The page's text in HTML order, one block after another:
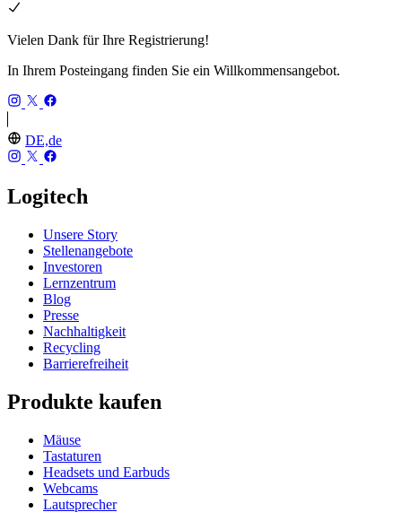
Vielen Dank für Ihre Registrierung!
In Ihrem Posteingang finden Sie ein Willkommensangebot.
DE,de
Logitech
Unsere Story
Stellenangebote
Investoren
Lernzentrum
Blog
Presse
Nachhaltigkeit
Recycling
Barrierefreiheit
Produkte kaufen
Mäuse
Tastaturen
Headsets und Earbuds
Webcams
Lautsprecher